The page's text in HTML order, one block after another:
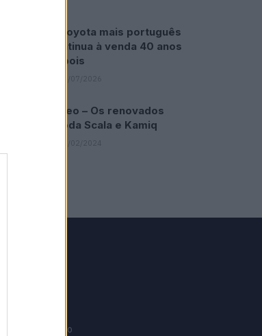
O Toyota mais português
continua à venda 40 anos
depois
31/07/2026
Vídeo – Os renovados
Skoda Scala e Kamiq
12/02/2024
Offroad moto